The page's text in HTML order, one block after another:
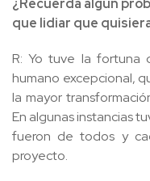
que lidiar que
R: Yo tuve la
humano excepcional,
la mayor
En algunas instancias
fueron de todos y
proyecto.